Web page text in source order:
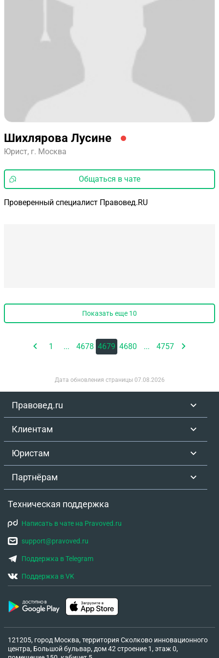
психология (диплом).
2024 г. курс: Лучшие практики Legal Design, обучающая
организация: Ассоциация национальная третейская
палата (сертификат)
Главная цель - Результат в интересах клиента.
Шихлярова Лусине
Юрист, г. Москва
Общаться в чате
Проверенный специалист Правовед.RU
Показать еще 10
1 ... 4678 4679 4680 ... 4757
Дата обновления страницы 07.08.2026
Правовед.ru
Клиентам
Юристам
Партнёрам
Техническая поддержка
Написать в чате на Pravoved.ru
support@pravoved.ru
Поддержка в Telegram
Поддержка в VK
121205, город Москва, территория Сколково инновационного
центра, Большой бульвар, дом 42 строение 1, этаж 0,